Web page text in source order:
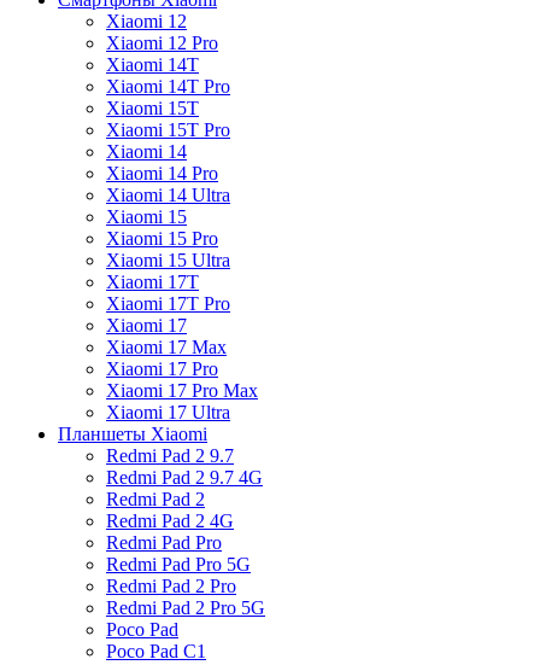
Xiaomi 12
Xiaomi 12 Pro
Xiaomi 14T
Xiaomi 14T Pro
Xiaomi 15T
Xiaomi 15T Pro
Xiaomi 14
Xiaomi 14 Pro
Xiaomi 14 Ultra
Xiaomi 15
Xiaomi 15 Pro
Xiaomi 15 Ultra
Xiaomi 17T
Xiaomi 17T Pro
Xiaomi 17
Xiaomi 17 Max
Xiaomi 17 Pro
Xiaomi 17 Pro Max
Xiaomi 17 Ultra
Планшеты Xiaomi
Redmi Pad 2 9.7
Redmi Pad 2 9.7 4G
Redmi Pad 2
Redmi Pad 2 4G
Redmi Pad Pro
Redmi Pad Pro 5G
Redmi Pad 2 Pro
Redmi Pad 2 Pro 5G
Poco Pad
Poco Pad C1